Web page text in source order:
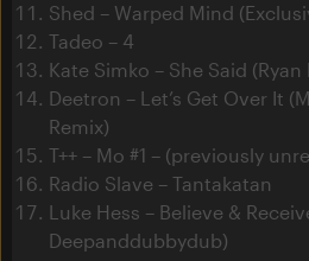
Shed – Warped Mind
Tadeo – 4
Kate Simko – She Said
Deetron – Let’s Get Over It
Remix)
T++ – Mo #1 – (previously
Radio Slave – Tantakatan
Luke Hess – Believe &
Deepanddubbydub)